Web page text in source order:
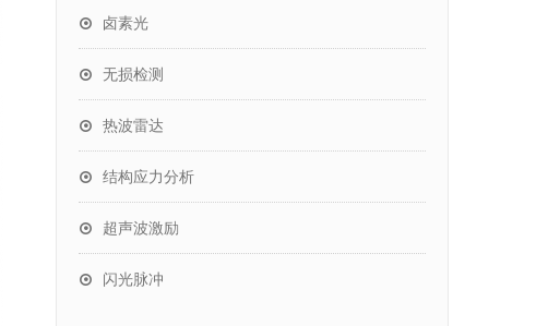
卤素光
无损检测
热波雷达
结构应力分析
超声波激励
闪光脉冲